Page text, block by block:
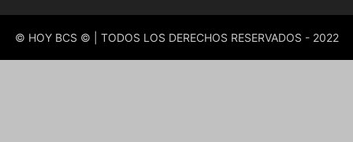
© HOY BCS © | TODOS LOS DERECHOS RESERVADOS - 2022